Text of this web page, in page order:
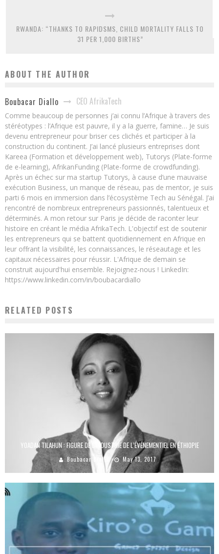
RWANDA: “THANKS TO RAPIDSMS, CHILD MORTALITY FALLS TO
31 PER 1,000 BIRTHS”
ABOUT THE AUTHOR
Boubacar Diallo CEO AfrikaTech
Comme beaucoup de personnes j’ai connu l’Afrique à travers des
stéréotypes : l’Afrique est pauvre, il y a la guerre, famine… Je suis
devenu entrepreneur pour briser ces clichés et participer à la
construction du continent. J’ai lancé plusieurs entreprises dont
Kareea (Formation et développement web), Tutorys (Plate-forme
de e-learning), AfrikanFunding (Plate-forme de crowdfunding).
Après un échec sur ma startup Tutorys, à cause d’une mauvaise
exécution Business, un manque de réseau, pas de mentor, je suis
parti 6 mois en immersion dans l’écosystème Tech au Sénégal. J’ai
rencontré de nombreux entrepreneurs passionnés, talentueux et
déterminés. A mon retour sur Paris je décide de raconter leur
histoire en créant le média AfrikaTech. L'objectif est de soutenir
les entrepreneurs qui se battent quotidiennement en Afrique en
leur offrant la visibilité, les connaissances, le réseautage et les
capitaux nécessaires pour réussir. L'Afrique de demain se
construit aujourd'hui ensemble. Rejoignez-nous ! LinkedIn:
https://www.linkedin.com/in/boubacardiallo
RELATED POSTS
YOADAN TILAHUN : FIGURE DE L’INDUSTRIE DE L’ÉVÉNEMENTIEL EN ÉTHIOPIE
Boubacar Diallo May 13, 2017